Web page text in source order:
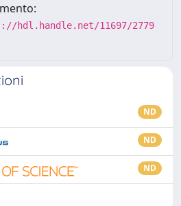
hdl.handle.net/11697/2779
ND
ND
ND